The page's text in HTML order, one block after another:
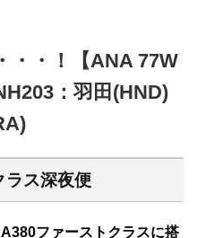
・・！【ANA 77W
：羽田(HND)
ラス深夜便
ファーストクラスに搭